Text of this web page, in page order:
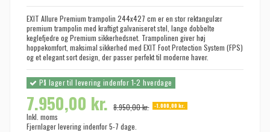
EXIT Allure Premium trampolin 244x427 cm er en stor rektangulær
premium trampolin med kraftigt galvaniseret stel, lange dobbelte
keglefjedre og Premium sikkerhedsnet. Trampolinen giver høj
hoppekomfort, maksimal sikkerhed med EXIT Foot Protection System (FPS)
og et elegant sort design, der passer perfekt til moderne haver.
På lager til levering indenfor 1-2 hverdage
7.950,00 kr. 8.950,00 kr. -1.000,00 kr.
Inkl. moms
Fjernlager levering indenfor 5-7 dage.